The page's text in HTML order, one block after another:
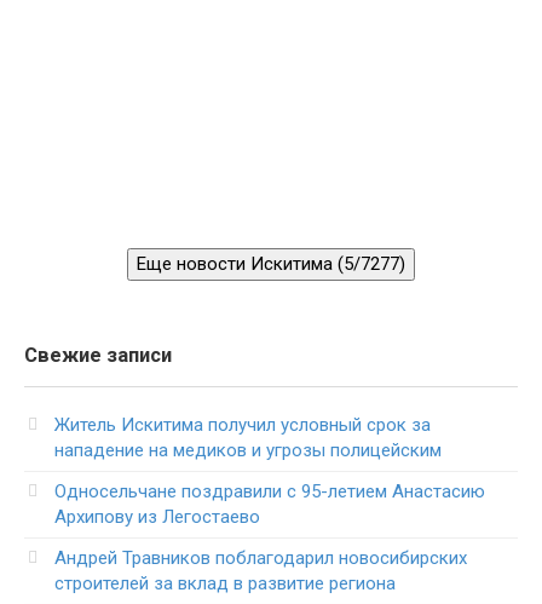
Еще новости Искитима (5/7277)
Свежие записи
Житель Искитима получил условный срок за
нападение на медиков и угрозы полицейским
Односельчане поздравили с 95-летием Анастасию
Архипову из Легостаево
Андрей Травников поблагодарил новосибирских
строителей за вклад в развитие региона